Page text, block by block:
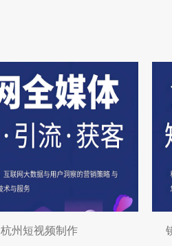
杭州短视频制作